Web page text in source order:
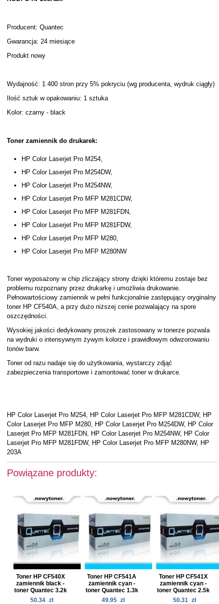
Producent: Quantec
Gwarancja: 24 miesiące
Produkt nowy
Wydajność: 1 400 stron przy 5% pokryciu (wg producenta, wydruk ciągły)
Ilość sztuk w opakowaniu: 1 sztuka
Kolor: czarny - black
Toner zamiennik do drukarek:
HP Color Laserjet Pro M254,
HP Color Laserjet Pro M254DW,
HP Color Laserjet Pro M254NW,
HP Color Laserjet Pro MFP M281CDW,
HP Color Laserjet Pro MFP M281FDN,
HP Color Laserjet Pro MFP M281FDW,
HP Color Laserjet Pro MFP M280,
HP Color Laserjet Pro MFP M280NW
Toner wyposażony w chip zliczający strony dzięki któremu zostaje bez
problemu rozpoznany przez drukarkę i umożliwia drukowanie.
Pełnowartościowy zamiennik w pełni funkcjonalnie zastępujący oryginalny
toner HP CF540A, a przy dużo niższej cenie pozwalający na spore
oszczędności.
Wysokiej jakości dedykowany proszek zastosowany w tonerze pozwala
na wydruki o intensywnym żywym kolorze i prawidłowym odwzorowaniu
tonów barw.
Toner od razu nadaje się do użytkowania, wystarczy zdjąć
zabezpieczenia transportowe i zamontować toner w drukarce.
HP Color Laserjet Pro M254, HP Color Laserjet Pro MFP M281CDW, HP
Color Laserjet Pro MFP M280, HP Color Laserjet Pro M254DW, HP Color
Laserjet Pro MFP M281FDN, HP Color Laserjet Pro M254NW, HP Color
Laserjet Pro MFP M281FDW, HP Color Laserjet Pro MFP M280NW, HP
203A
Powiązane produkty:
Toner HP CF540X
zamiennik black -
toner Quantec 3.2k
50.34 zł
Toner HP CF541A
zamiennik cyan -
toner Quantec 1.3k
49.95 zł
Toner HP CF541X
zamiennik cyan -
toner Quantec 2.5k
50.31 zł